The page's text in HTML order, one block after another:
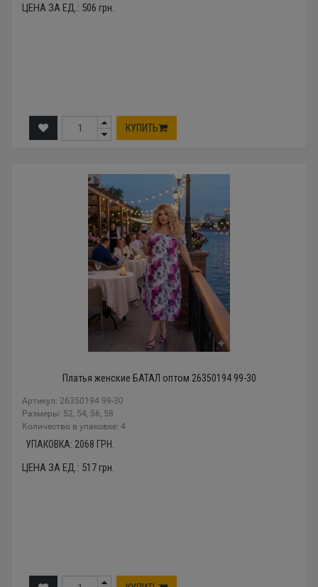
ЦЕНА ЗА ЕД.: 506 грн.
КУПИТЬ
Платья женские БАТАЛ оптом 26350194 99-30
Артикул: 26350194 99-30
Размеры: 52, 54, 56, 58
Количество в упаковке: 4
УПАКОВКА: 2068 ГРН.
ЦЕНА ЗА ЕД.: 517грн.